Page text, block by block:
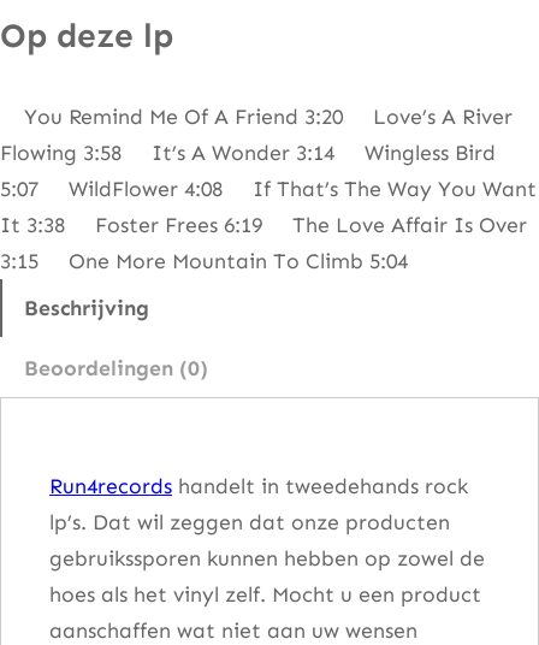
r
S
k
y
l
r
Op deze lp
You Remind Me Of A Friend 3:20 Love’s A River
Flowing 3:58 It’s A Wonder 3:14 Wingless Bird
5:07 WildFlower 4:08 If That’s The Way You Want
It 3:38 Foster Frees 6:19 The Love Affair Is Over
3:15 One More Mountain To Climb 5:04
Beschrijving
Beoordelingen (0)
Run4records handelt in tweedehands rock
lp’s. Dat wil zeggen dat onze producten
gebruikssporen kunnen hebben op zowel de
hoes als het vinyl zelf. Mocht u een product
aanschaffen wat niet aan uw wensen